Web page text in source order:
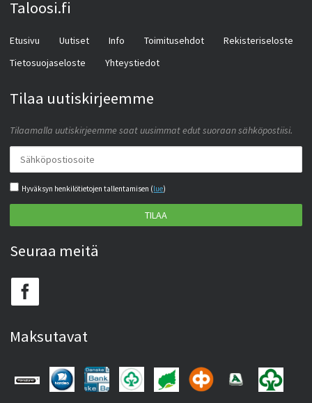
Taloosi.fi
Etusivu Uutiset Info Toimitusehdot
Rekisteriseloste
Tietosuojaseloste
Yhteystiedot
Tilaa uutiskirjeemme
Tilaamalla uutiskirjeemme saat uusimmat edut suoraan sähköpostiisi.
Hyväksyn henkilötietojen tallentamisen (lue)
TILAA
Seuraa meitä
Maksutavat